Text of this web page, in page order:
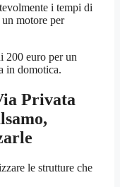
i tempi di
un motore per
200 euro per un
in domotica.
Privata
,
le strutture che